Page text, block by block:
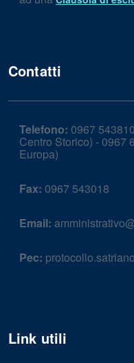
Contatti
Telefono: 0967
Centro Storico) - 0967
Europa)
Fax: 0967 543018
Email:
Pec:
Link utili